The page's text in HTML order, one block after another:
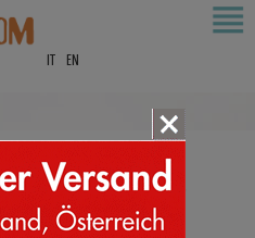
EN
Dye
aus sehr
ähnlichen Farben